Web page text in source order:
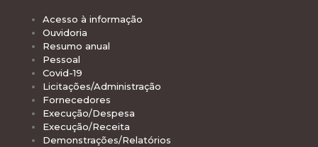
Acesso à informação
Ouvidoria
Resumo anual
Pessoal
Covid-19
Licitações/Administração
Fornecedores
Execução/Despesa
Execução/Receita
Demonstrações/Relatórios